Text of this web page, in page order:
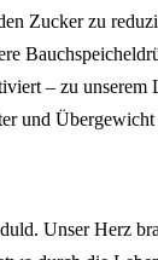
Zucker zu
– zu unserem
und Übergewicht
Unser Herz